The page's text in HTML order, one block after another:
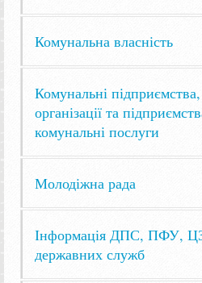
Комунальна власність
Комунальні
організації та
комунальні послуги
Молодіжна рада
Інформація ДПС, ПФУ,
державних служб